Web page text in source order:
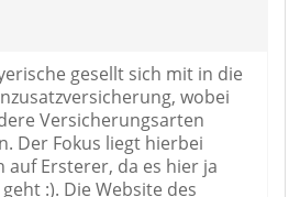
gesellt sich mit in die
wobei
Versicherungsarten
Der Fokus liegt hierbei
auf Ersterer, da es hier ja
:). Die Website des